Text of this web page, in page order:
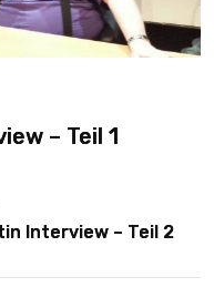
– Teil 1
Interview – Teil 2